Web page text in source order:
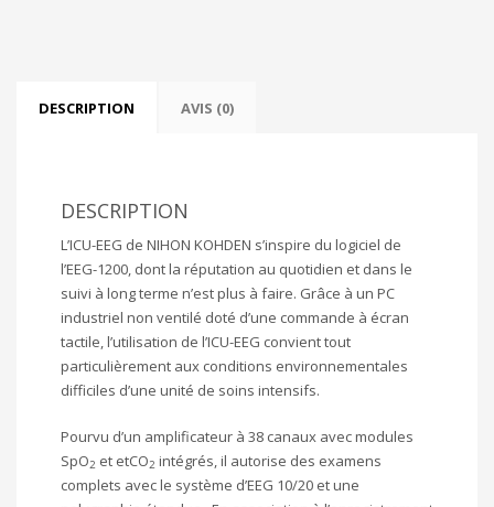
DESCRIPTION AVIS (0)
DESCRIPTION
L’ICU-EEG de NIHON KOHDEN s’inspire du logiciel de
l’EEG-1200, dont la réputation au quotidien et dans le
suivi à long terme n’est plus à faire. Grâce à un PC
industriel non ventilé doté d’une commande à écran
tactile, l’utilisation de l’ICU-EEG convient tout
particulièrement aux conditions environnementales
difficiles d’une unité de soins intensifs.
Pourvu d’un amplificateur à 38 canaux avec modules
SpO2 et etCO2 intégrés, il autorise des examens
complets avec le système d’EEG 10/20 et une